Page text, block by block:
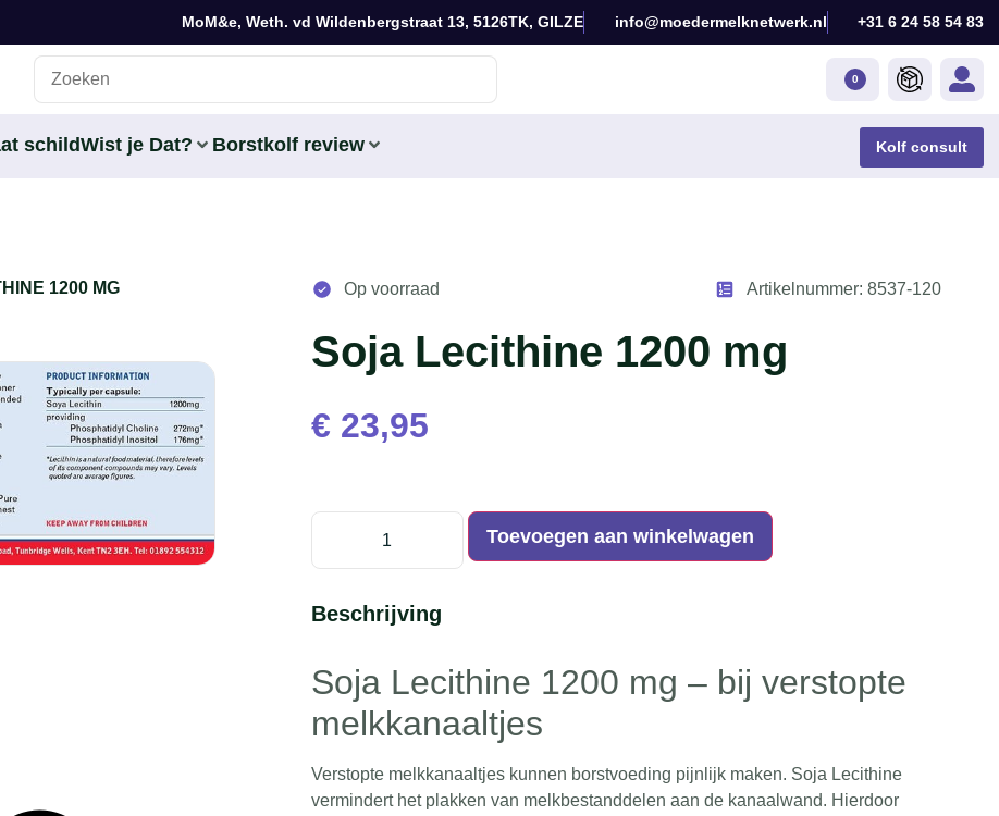
MoM&e, Weth. vd Wildenbergstraat 13, 5126TK, GILZE info@moedermelknetwerk.nl +31 6 24 58 54 83
0
schildWist je Dat? Borstkolf review Kolf consult
1200 MG Op voorraad Artikelnummer: 8537-120
Soja Lecithine 1200 mg
€ 23,95
Toevoegen aan winkelwagen
Beschrijving
Soja Lecithine 1200 mg – bij verstopte
melkkanaaltjes
Verstopte melkkanaaltjes kunnen borstvoeding pijnlijk maken. Soja Lecithine
vermindert het plakken van melkbestanddelen aan de kanaalwand. Hierdoor